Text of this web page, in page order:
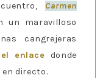
Carmen
un maravilloso
cangrejeras
enlace donde
directo.